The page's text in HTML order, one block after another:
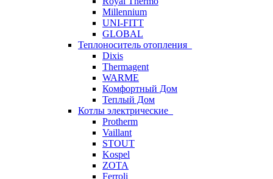
Millennium
UNI-FITT
GLOBAL
Теплоноситель отопления
Dixis
Thermagent
WARME
Комфортный Дом
Теплый Дом
Котлы электрические
Protherm
Vaillant
STOUT
Kospel
ZOTA
Ferroli